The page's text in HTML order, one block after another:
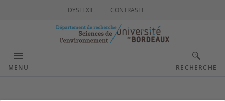
DYSLEXIE CONTRASTE
MENU RECHERCHE